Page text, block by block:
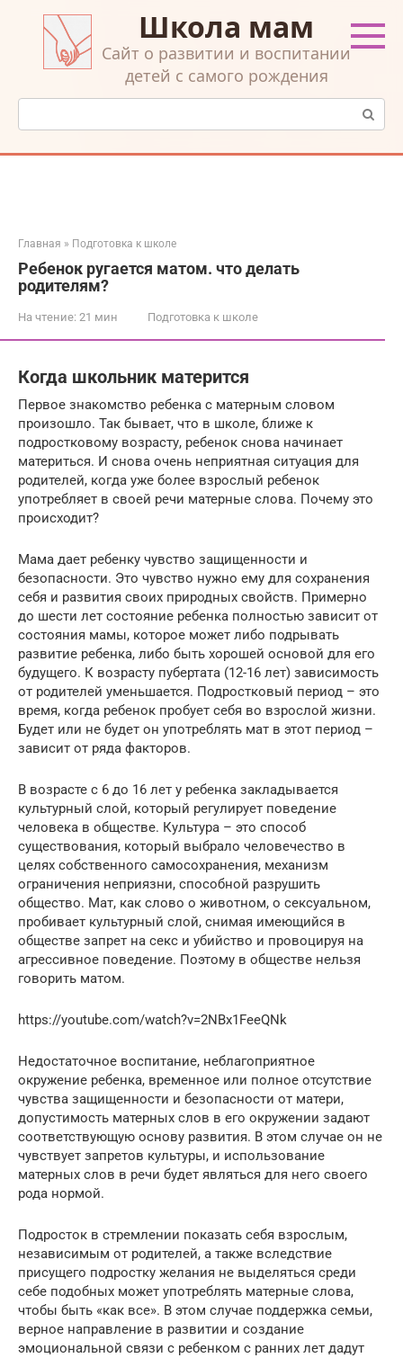
контенту
Школа мам
Cайт о развитии и воспитании
детей с самого рождения
Поиск:
Главная » Подготовка к школе
Ребенок ругается матом. что делать
родителям?
На чтение: 21 мин Подготовка к школе
Когда школьник матерится
Первое знакомство ребенка с матерным словом
произошло. Так бывает, что в школе, ближе к
подростковому возрасту, ребенок снова начинает
материться. И снова очень неприятная ситуация для
родителей, когда уже более взрослый ребенок
употребляет в своей речи матерные слова. Почему это
происходит?
Мама дает ребенку чувство защищенности и
безопасности. Это чувство нужно ему для сохранения
себя и развития своих природных свойств. Примерно
до шести лет состояние ребенка полностью зависит от
состояния мамы, которое может либо подрывать
развитие ребенка, либо быть хорошей основой для его
будущего. К возрасту пубертата (12-16 лет) зависимость
от родителей уменьшается. Подростковый период – это
время, когда ребенок пробует себя во взрослой жизни.
Будет или не будет он употреблять мат в этот период –
зависит от ряда факторов.
В возрасте с 6 до 16 лет у ребенка закладывается
культурный слой, который регулирует поведение
человека в обществе. Культура – это способ
существования, который выбрало человечество в
целях собственного самосохранения, механизм
ограничения неприязни, способной разрушить
общество. Мат, как слово о животном, о сексуальном,
пробивает культурный слой, снимая имеющийся в
обществе запрет на секс и убийство и провоцируя на
агрессивное поведение. Поэтому в обществе нельзя
говорить матом.
https://youtube.com/watch?v=2NBx1FeeQNk
Недостаточное воспитание, неблагоприятное
окружение ребенка, временное или полное отсутствие
чувства защищенности и безопасности от матери,
допустимость матерных слов в его окружении задают
соответствующую основу развития. В этом случае он не
чувствует запретов культуры, и использование
матерных слов в речи будет являться для него своего
рода нормой.
Подросток в стремлении показать себя взрослым,
независимым от родителей, а также вследствие
присущего подростку желания не выделяться среди
себе подобных может употреблять матерные слова,
чтобы быть «как все». В этом случае поддержка семьи,
верное направление в развитии и создание
эмоциональной связи с ребенком с ранних лет дадут